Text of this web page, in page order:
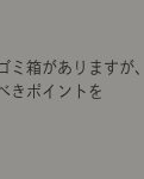
ミ箱がありますが、
きポイントを